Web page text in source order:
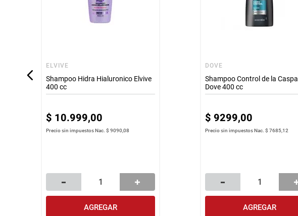
ELVIVE
Shampoo Hidra Hialuronico Elvive
400 cc
$ 10.999,00
Precio sin impuestos Nac.$ 9090,08
AGREGAR
DOVE
Shampoo Control de la Caspa
Dove 400 cc
$ 9299,00
Precio sin impuestos Nac.$ 7685,12
AGREGAR